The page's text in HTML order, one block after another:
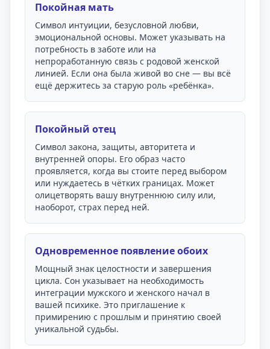
Покойная мать
Символ интуиции, безусловной любви,
эмоциональной основы. Может указывать на
потребность в заботе или на
непроработанную связь с родовой женской
линией. Если она была живой во сне — вы всё
ещё держитесь за старую роль «ребёнка».
Покойный отец
Символ закона, защиты, авторитета и
внутренней опоры. Его образ часто
проявляется, когда вы стоите перед выбором
или нуждаетесь в чётких границах. Может
олицетворять вашу внутреннюю силу или,
наоборот, страх перед ней.
Одновременное появление обоих
Мощный знак целостности и завершения
цикла. Сон указывает на необходимость
интеграции мужского и женского начал в
вашей психике. Это приглашение к
примирению с прошлым и принятию своей
уникальной судьбы.